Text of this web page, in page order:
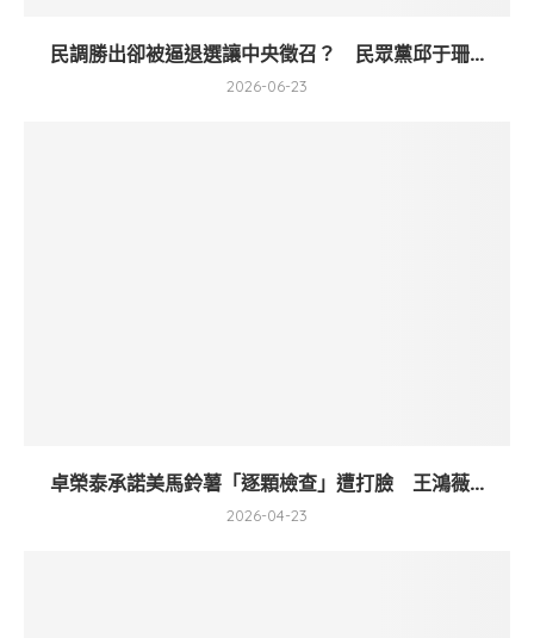
民調勝出卻被逼退選讓中央徵召？ 民眾黨邱于珊...
2026-06-23
卓榮泰承諾美馬鈴薯「逐顆檢查」遭打臉 王鴻薇...
2026-04-23